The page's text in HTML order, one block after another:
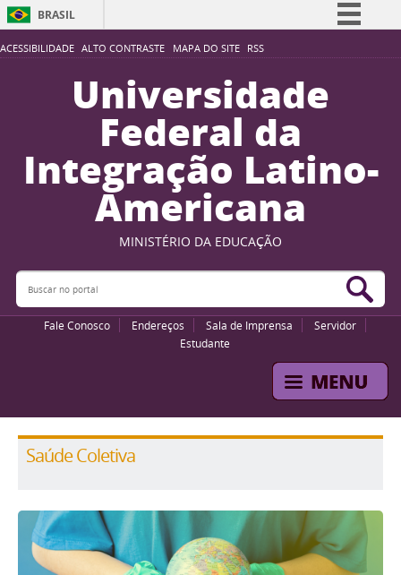
ACESSIBILIDADE ALTO CONTRASTE MAPA DO SITE RSS
BRASIL
Simplifique!
Participe
Acesso à informação
Legislação
Canais
Universidade
Federal da
Integração Latino-
Americana
MINISTÉRIO DA EDUCAÇÃO
Buscar no portal
Fale Conosco Endereços Sala de Imprensa
Servidor
Estudante
Saúde Coletiva